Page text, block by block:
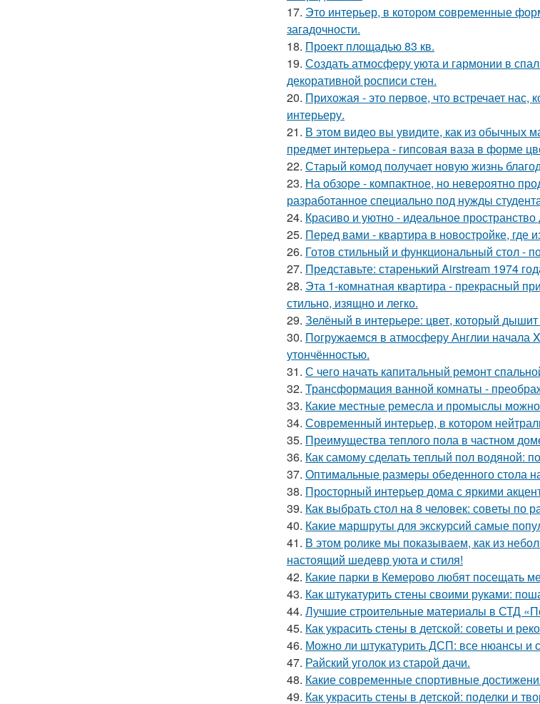
17. Это интерьер, в котором современные
загадочности.
18. Проект площадью 83 кв.
19. Создать атмосферу уюта и гармонии в
декоративной росписи стен.
20. Прихожая - это первое, что встречает
интерьеру.
21. В этом видео вы увидите, как из обычных
предмет интерьера - гипсовая ваза в форме
22. Старый комод получает новую жизнь
23. На обзоре - компактное, но невероятно
разработанное специально под нужды
24. Красиво и уютно - идеальное
25. Перед вами - квартира в новостройке,
26. Готов стильный и функциональный стол -
27. Представьте: старенький Airstream 1974
28. Эта 1-комнатная квартира - прекрасный
стильно, изящно и легко.
29. Зелёный в интерьере: цвет, который
30. Погружаемся в атмосферу Англии начала
утончённостью.
31. С чего начать капитальный ремонт
32. Трансформация ванной комнаты -
33. Какие местные ремесла и промыслы можно
34. Современный интерьер, в котором
35. Преимущества теплого пола в частном
36. Как самому сделать теплый пол водяной:
37. Оптимальные размеры обеденного стола
38. Просторный интерьер дома с яркими
39. Как выбрать стол на 8 человек: советы по
40. Какие маршруты для экскурсий самые
41. В этом ролике мы показываем, как из
настоящий шедевр уюта и стиля!
42. Какие парки в Кемерово любят посещать
43. Как штукатурить стены своими руками:
44. Лучшие строительные материалы в СТД
45. Как украсить стены в детской: советы и
46. Можно ли штукатурить ДСП: все нюансы и
47. Райский уголок из старой дачи.
48. Какие современные спортивные
49. Как украсить стены в детской: поделки и